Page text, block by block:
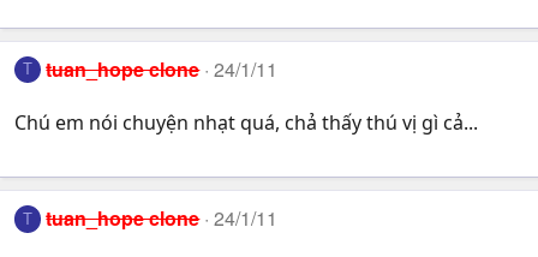
T tuan_hope clone 24/1/11
Chú em nói chuyện nhạt quá, chả thấy thú vị gì cả...
T tuan_hope clone 24/1/11